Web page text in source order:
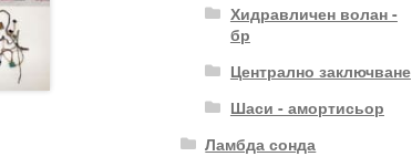
Хидравличен волан -
бр
Централно заключване
Шаси - амортисьор
Ламбда сонда